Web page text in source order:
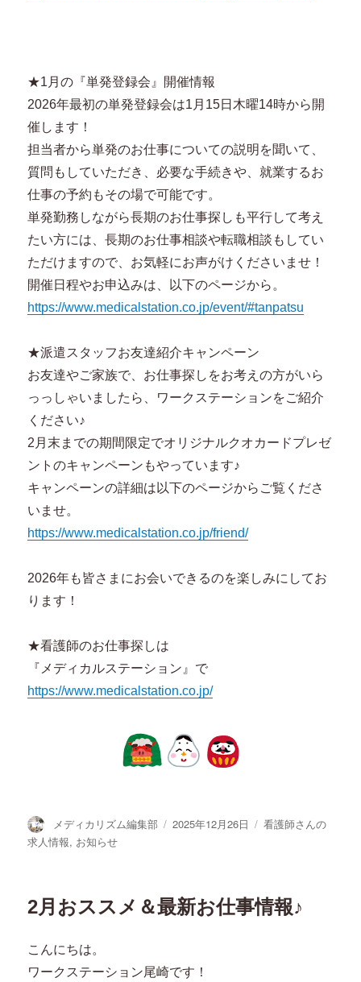
★1月の『単発登録会』開催情報
2026年最初の単発登録会は1月15日木曜14時から開
催します！
担当者から単発のお仕事についての説明を聞いて、
質問もしていただき、必要な手続きや、就業するお
仕事の予約もその場で可能です。
単発勤務しながら長期のお仕事探しも平行して考え
たい方には、長期のお仕事相談や転職相談もしてい
ただけますので、お気軽にお声がけくださいませ！
開催日程やお申込みは、以下のページから。
https://www.medicalstation.co.jp/event/#tanpatsu
★派遣スタッフお友達紹介キャンペーン
お友達やご家族で、お仕事探しをお考えの方がいら
っっしゃいましたら、ワークステーションをご紹介
ください♪
2月末までの期間限定でオリジナルクオカードプレゼ
ントのキャンペーンもやっています♪
キャンペーンの詳細は以下のページからご覧くださ
いませ。
https://www.medicalstation.co.jp/friend/
2026年も皆さまにお会いできるのを楽しみにしてお
ります！
★看護師のお仕事探しは
『メディカルステーション』で
https://www.medicalstation.co.jp/
投
稿
メディカリズム編集部
投
2025年12月26日
カ
看護師さんの
求人情報, お知らせ
2月おススメ＆最新お仕事情報♪
こんにちは。
ワークステーション尾崎です！